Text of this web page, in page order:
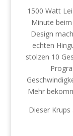
1500 Watt
Minute
Design
echten
stolzen 10
Mehr
Dieser